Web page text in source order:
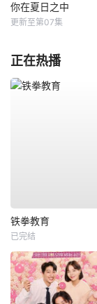
你在夏日之中
更新至第07集
正在热播
铁拳教育
已完结